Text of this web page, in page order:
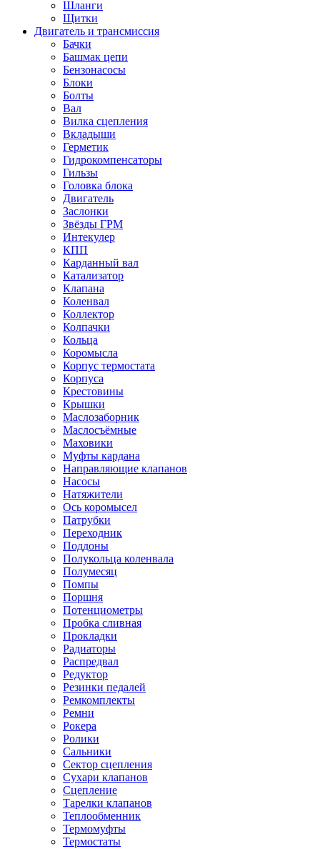
Шланги
Щитки
Двигатель и трансмиссия
Бачки
Башмак цепи
Бензонасосы
Блоки
Болты
Вал
Вилка сцепления
Вкладыши
Герметик
Гидрокомпенсаторы
Гильзы
Головка блока
Двигатель
Заслонки
Звёзды ГРМ
Интекулер
КПП
Карданный вал
Катализатор
Клапана
Коленвал
Коллектор
Колпачки
Кольца
Коромысла
Корпус термостата
Корпуса
Крестовины
Крышки
Маслозаборник
Маслосъёмные
Маховики
Муфты кардана
Направляющие клапанов
Насосы
Натяжители
Ось коромысел
Патрубки
Переходник
Поддоны
Полукольца коленвала
Полумесяц
Помпы
Поршня
Потенциометры
Пробка сливная
Прокладки
Радиаторы
Распредвал
Редуктор
Резинки педалей
Ремкомплекты
Ремни
Рокера
Ролики
Сальники
Сектор сцепления
Сухари клапанов
Сцепление
Тарелки клапанов
Теплообменник
Термомуфты
Термостаты